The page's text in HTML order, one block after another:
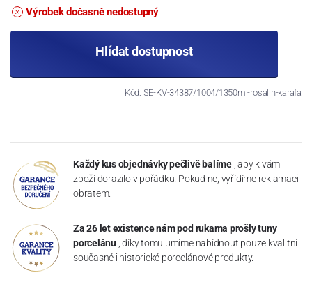
Výrobek dočasně nedostupný
Hlídat dostupnost
Kód: SE-KV-34387/1004/1350ml-rosalin-karafa
Každý kus objednávky pečlivě balíme , aby k vám
zboží dorazilo v pořádku. Pokud ne, vyřídíme reklamaci
obratem.
Za 26 let existence nám pod rukama prošly tuny
porcelánu , díky tomu umíme nabídnout pouze kvalitní
současné i historické porcelánové produkty.